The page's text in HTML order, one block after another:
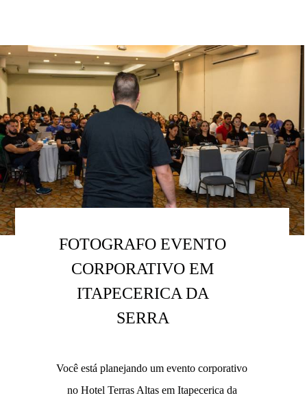
FOTOGRAFO EVENTO
CORPORATIVO EM
ITAPECERICA DA
SERRA
Você está planejando um evento corporativo
no Hotel Terras Altas em Itapecerica da